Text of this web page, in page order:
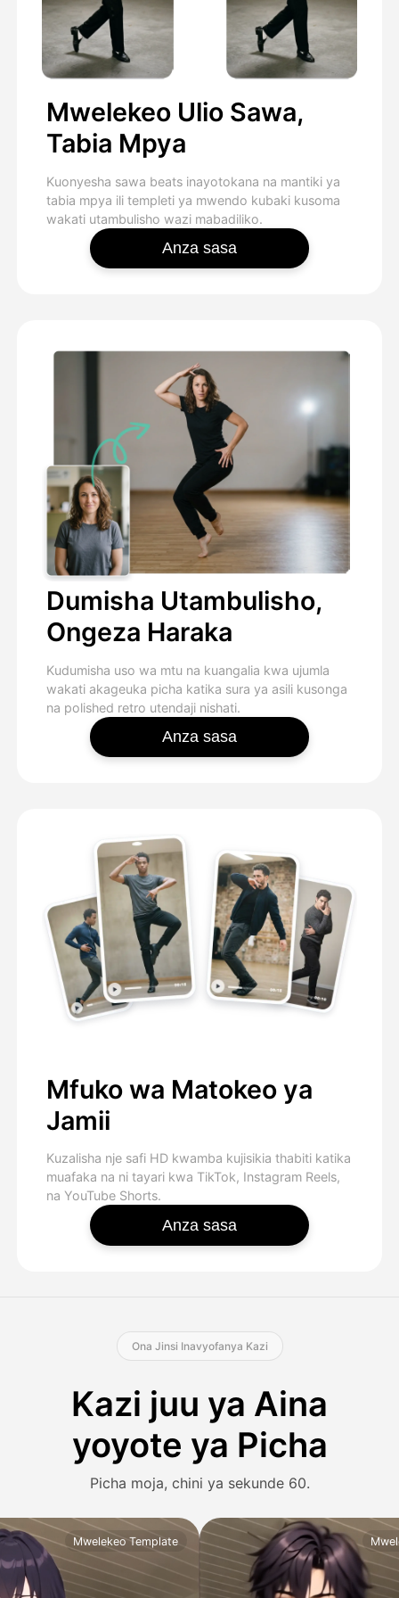
Mwelekeo Ulio Sawa,
Tabia Mpya
Kuonyesha sawa beats inayotokana na mantiki ya
tabia mpya ili templeti ya mwendo kubaki kusoma
wakati utambulisho wazi mabadiliko.
Anza sasa
Dumisha Utambulisho,
Ongeza Haraka
Kudumisha uso wa mtu na kuangalia kwa ujumla
wakati akageuka picha katika sura ya asili kusonga
na polished retro utendaji nishati.
Anza sasa
Mfuko wa Matokeo ya
Jamii
Kuzalisha nje safi HD kwamba kujisikia thabiti katika
muafaka na ni tayari kwa TikTok, Instagram Reels,
na YouTube Shorts.
Anza sasa
Ona Jinsi Inavyofanya Kazi
Kazi juu ya Aina
yoyote ya Picha
Picha moja, chini ya sekunde 60.
Mwelekeo Template